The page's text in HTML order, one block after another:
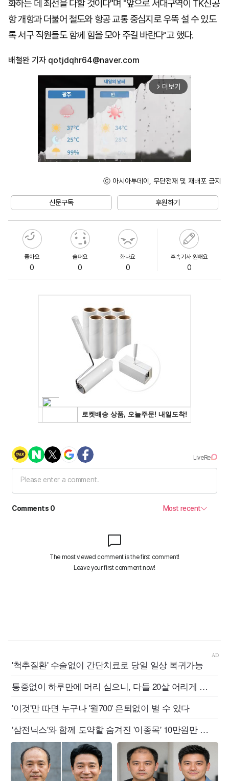
화하는 데 최선을 다할 것이다"며 "앞으로 서대구역이 TK신공
항 개항과 더불어 철도와 항공 교통 중심지로 우뚝 설 수 있도
록 서구 직원들도 함께 힘을 모아 주길 바란다"고 했다.
배철완 기자 qotjdqhr64@naver.com
arrow_forward_ios 더보기
ⓒ 아시아투데이, 무단전재 및 재배포 금지
신문구독 후원하기
좋아요
0
슬퍼요
0
화나요
0
후속기사 원해요
0